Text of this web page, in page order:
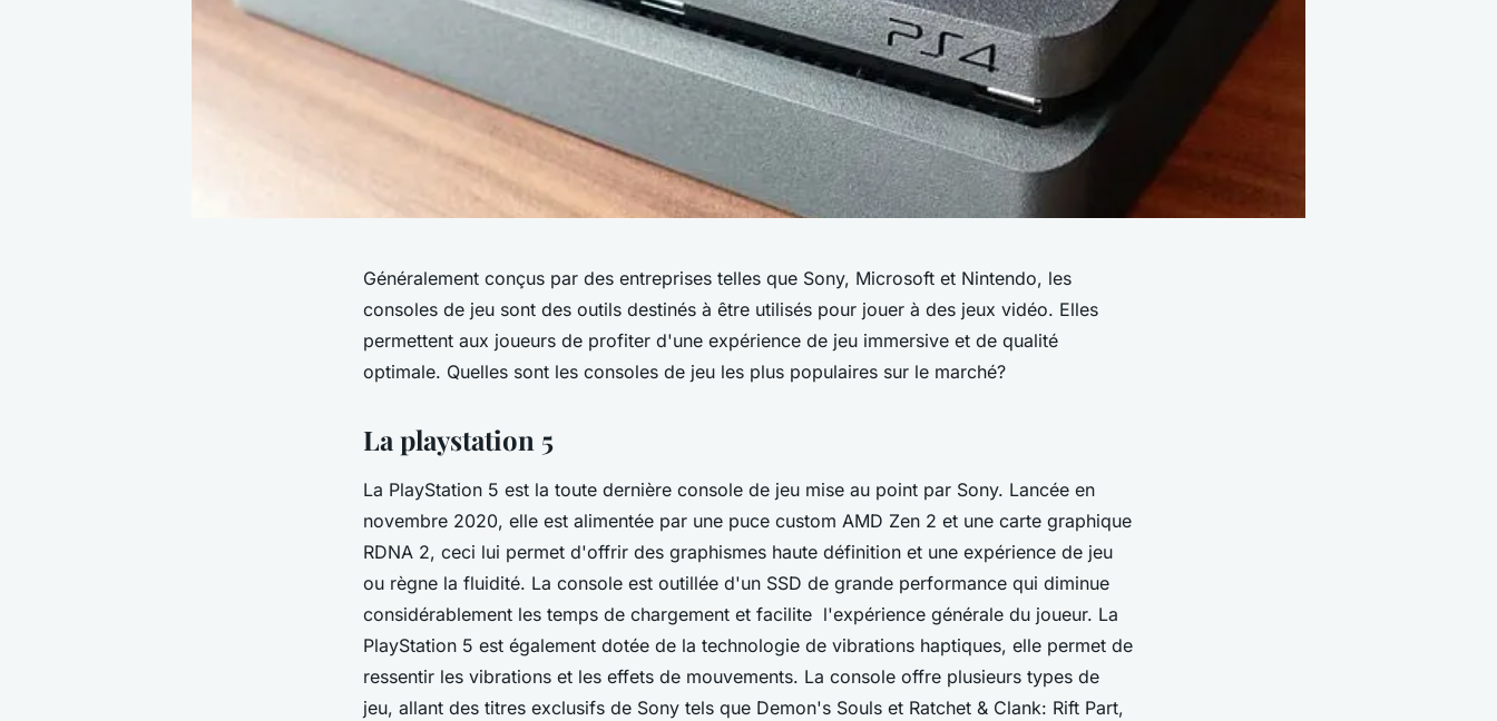
Généralement conçus par des entreprises telles que Sony, Microsoft et Nintendo, les
consoles de jeu sont des outils destinés à être utilisés pour jouer à des jeux vidéo. Elles
permettent aux joueurs de profiter d'une expérience de jeu immersive et de qualité
optimale. Quelles sont les consoles de jeu les plus populaires sur le marché?
La playstation 5
La PlayStation 5 est la toute dernière console de jeu mise au point par Sony. Lancée en
novembre 2020, elle est alimentée par une puce custom AMD Zen 2 et une carte graphique
RDNA 2, ceci lui permet d'offrir des graphismes haute définition et une expérience de jeu
ou règne la fluidité. La console est outillée d'un SSD de grande performance qui diminue
considérablement les temps de chargement et facilite l'expérience générale du joueur. La
PlayStation 5 est également dotée de la technologie de vibrations haptiques, elle permet de
ressentir les vibrations et les effets de mouvements. La console offre plusieurs types de
jeu, allant des titres exclusifs de Sony tels que Demon's Souls et Ratchet & Clank: Rift Part,